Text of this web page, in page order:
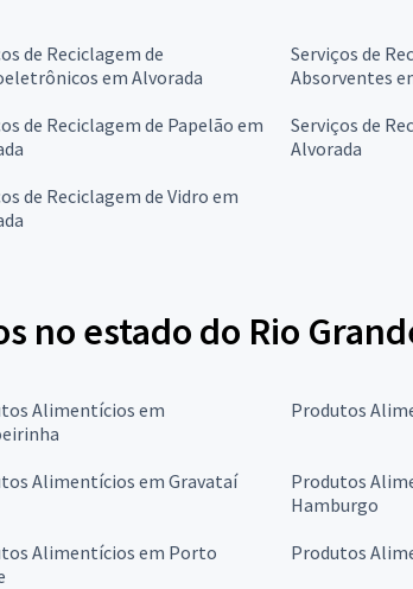
de Reciclagem de
em Alvorada
Serviços de
Absorventes
de Reciclagem de Papelão em
Serviços de
Alvorada
de Reciclagem de Vidro em
no estado do Rio
Alimentícios em
Produtos
Alimentícios em Gravataí
Produtos
Hamburgo
Alimentícios em Porto
Produtos